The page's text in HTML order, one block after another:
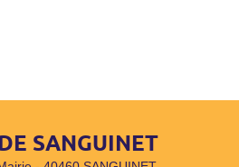
SANGUINET